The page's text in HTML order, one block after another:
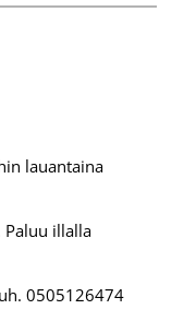
lauantaina
Paluu illalla
0505126474